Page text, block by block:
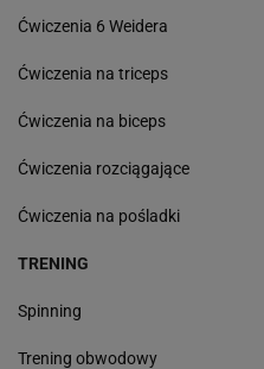
Ćwiczenia 6 Weidera
Ćwiczenia na triceps
Ćwiczenia na biceps
Ćwiczenia rozciągające
Ćwiczenia na pośladki
TRENING
Spinning
Trening obwodowy